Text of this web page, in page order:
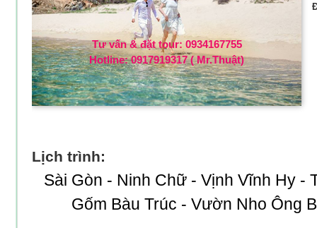
Tư vấn & đặt tour: 0934167755
Hotline: 0917919317 ( Mr.Thuật)
Lịch trình:
Sài Gòn - Ninh Chữ - Vịnh Vĩnh Hy -
Gốm Bàu Trúc - Vườn Nho Ông